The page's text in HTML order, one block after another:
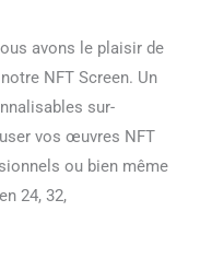
avons le plaisir de
NFT Screen. Un
sur-
vos œuvres NFT
ou bien même
24, 32,